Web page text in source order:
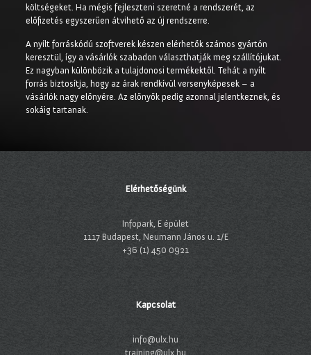
költségeket. Ha mégis fejleszteni szeretné a rendszerét, az
előfizetés egyszerűen átvihető az új rendszerre.
A nyílt forráskódú szoftverek készen elérhetők számos gyártón
keresztül, így a vásárlók szabadon választhatják meg szállítójukat.
Ez nagyban különbözik a tulajdonosi termékektől. Tehát a nyílt
forrás biztosítja, hogy az árak rendkívül versenyképesek – a
vásárlók nagy előnyére. Az előnyők pedig azonnal jelentkeznek, és
sokáig tartanak.
Elérhetőségünk
Infopark, E épület
1117 Budapest, Neumann János u. 1/E
+36 (1) 450 0921
Kapcsolat
info@ulx.hu
training@ulx.hu